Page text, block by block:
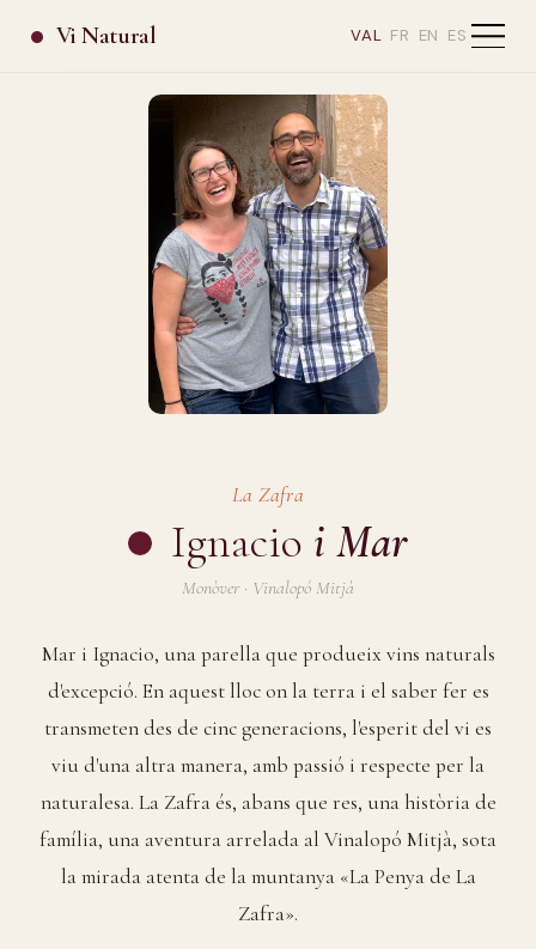
Vi Natural VAL FR EN ES
La Zafra
Ignacio i Mar
Monòver · Vinalopó Mitjà
Mar i Ignacio, una parella que produeix vins naturals
d'excepció. En aquest lloc on la terra i el saber fer es
transmeten des de cinc generacions, l'esperit del vi es
viu d'una altra manera, amb passió i respecte per la
naturalesa. La Zafra és, abans que res, una història de
família, una aventura arrelada al Vinalopó Mitjà, sota
la mirada atenta de la muntanya «La Penya de La
Zafra».